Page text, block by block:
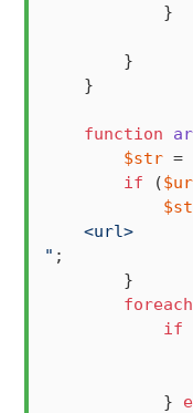
            }
        }
    }
function
$str =
if (
    <url>
" ;
        }
foreach
if
            }